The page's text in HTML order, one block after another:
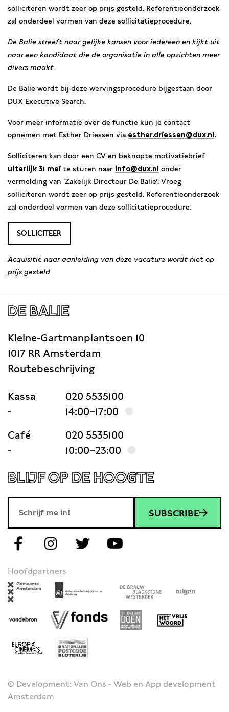
solliciteren wordt zeer op prijs gesteld. Referentieonderzoek
zal onderdeel vormen van deze sollicitatieprocedure.
De Balie streeft naar gelijke kansen voor iedereen en kijkt uit
naar een kandidaat die de organisatie in alle opzichten meer
divers maakt.
De Balie wordt bij deze wervingsprocedure bijgestaan door
DUX Executive Search.
Voor meer informatie over de functie kun je contact
opnemen met Esther Driessen via esther.driessen@dux.nl .
Solliciteren kan door een CV en beknopte motivatiebrief
uiterlijk 31 mei te sturen naar info@dux.nl onder
vermelding van ‘Zakelijk Directeur De Balie’. Vroeg
solliciteren wordt zeer op prijs gesteld. Referentieonderzoek
zal onderdeel vormen van deze sollicitatieprocedure.
SOLLICITEER
Acquisitie naar aanleiding van deze vacature wordt niet op
prijs gesteld
DE BALIE
Kleine-Gartmanplantsoen 10
1017 RR Amsterdam
Routebeschrijving
Kassa
020 5535100
-
14:00–17:00
Café
020 5535100
-
10:00–23:00
BLIJF OP DE HOOGTE
SUBSCRIBE
Hoofdpartners
© Development: Van Ons - Web en App development
Amsterdam